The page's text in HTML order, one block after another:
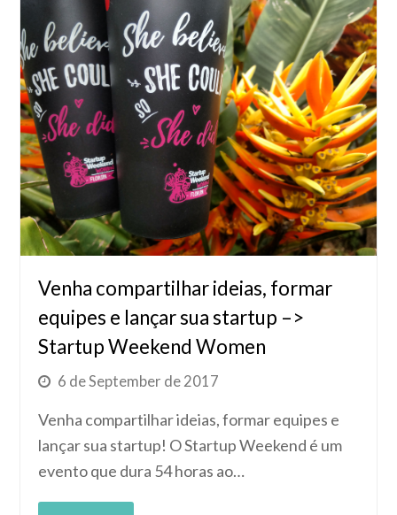
Venha compartilhar ideias, formar
equipes e lançar sua startup –>
Startup Weekend Women
6 de September de 2017
Venha compartilhar ideias, formar equipes e
lançar sua startup! O Startup Weekend é um
evento que dura 54 horas ao…